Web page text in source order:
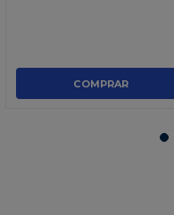
COMPRAR